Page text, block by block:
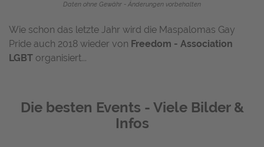
Daten ohne Gewähr - Änderungen vorbehalten
Wie schon das letzte Jahr wird die Maspalomas Gay
Pride auch 2018 wieder von Freedom - Association
LGBT organisiert...
Die besten Events - Viele Bilder &
Infos